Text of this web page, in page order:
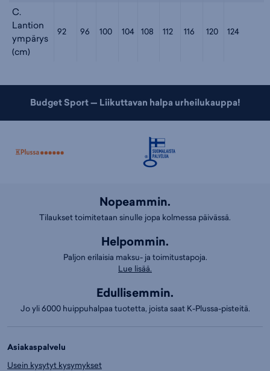
C.
Lantion
ympärys
(cm)
92 96 100 104 108 112 116 120 124
Budget Sport — Liikuttavan halpa urheilukauppa!
Nopeammin.
Tilaukset toimitetaan sinulle jopa kolmessa päivässä.
Helpommin.
Paljon erilaisia maksu- ja toimitustapoja.
Lue lisää.
Edullisemmin.
Jo yli 6000 huippuhalpaa tuotetta, joista saat K-Plussa-pisteitä.
Asiakaspalvelu
Usein kysytyt kysymykset